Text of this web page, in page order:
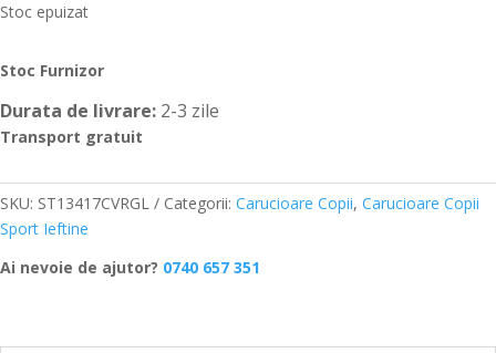
Stoc epuizat
Stoc Furnizor
Durata de livrare: 2-3 zile
Transport gratuit
SKU: ST13417CVRGL Categorii: Carucioare Copii, Carucioare Copii
Sport Ieftine
Ai nevoie de ajutor? 0740 657 351